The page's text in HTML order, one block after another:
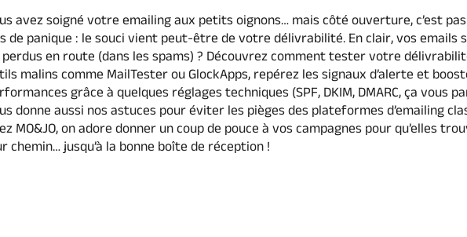
avez soigné votre emailing aux petits oignons… mais côté ouverture, c’est
de panique : le souci vient peut-être de votre délivrabilité. En clair, vos emails
perdus en route (dans les spams) ? Découvrez comment tester votre
malins comme MailTester ou GlockApps, repérez les signaux d’alerte et
grâce à quelques réglages techniques (SPF, DKIM, DMARC, ça vous
donne aussi nos astuces pour éviter les pièges des plateformes d’emailing
MO&JO, on adore donner un coup de pouce à vos campagnes pour qu’elles
chemin… jusqu’à la bonne boîte de réception !